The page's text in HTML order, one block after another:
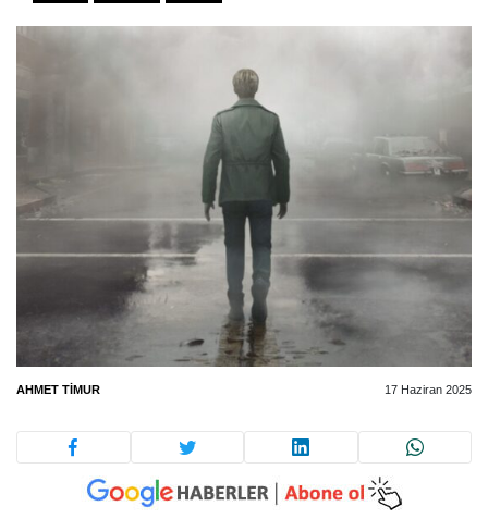
AHMET TIMUR 17 Haziran 2025